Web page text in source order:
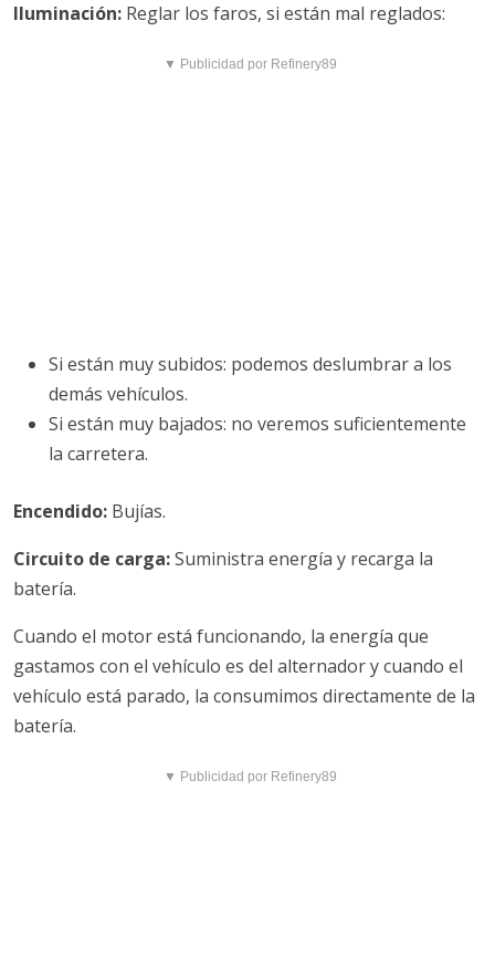
Iluminación: Reglar los faros, si están mal reglados:
▼ Publicidad por Refinery89
Si están muy subidos: podemos deslumbrar a los
demás vehículos.
Si están muy bajados: no veremos suficientemente
la carretera.
Encendido: Bujías.
Circuito de carga:Suministra energía y recarga la
batería.
Cuando el motor está funcionando, la energía que
gastamos con el vehículo es del alternador y cuando el
vehículo está parado, la consumimos directamente de la
batería.
▼ Publicidad por Refinery89